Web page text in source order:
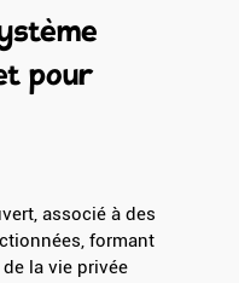
pour
associé à des
formant
la vie privée